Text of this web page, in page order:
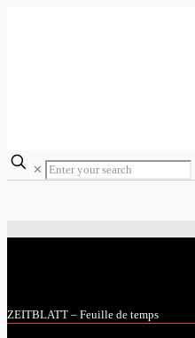
✕
ZEITBLATT – Feuille de temps